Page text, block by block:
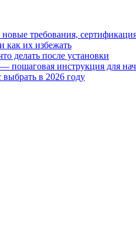
требования,
их избежать
делать после установки
пошаговая инструкция для
в 2026 году